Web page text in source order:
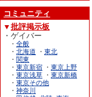
コミュニティ
▼ 批評掲示板
・ゲイバー
・ 全般
・ 北海道 ・ 東北
・ 関東
・ 東京新宿 ・ 東京上野
・ 東京浅草 ・ 東京新橋
・ 東京その他
・ 神奈川